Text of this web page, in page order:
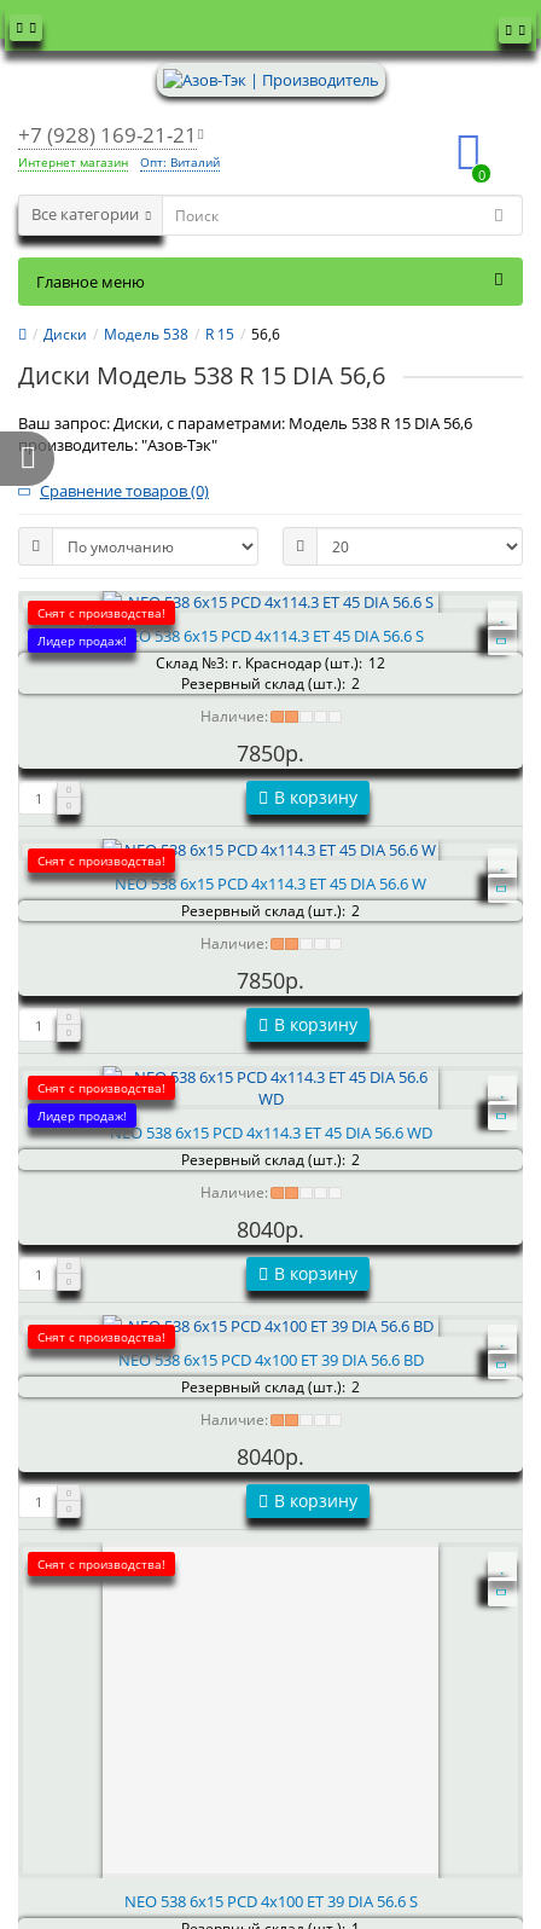
+7 (928) 169-21-21
Интернет магазин Опт: Виталий
0
Все категории
Главное меню
Диски Модель 538 R 15 56,6
Диски Модель 538 R 15 DIA 56,6
Ваш запрос: Диски, с параметрами: Модель 538 R 15 DIA 56,6
производитель: "Азов-Тэк"
Сравнение товаров (0)
Снят с производства!
Лидер продаж!NEO 538 6x15 PCD 4x114.3 ET 45 DIA 56.6 S
Склад №3: г. Краснодар (шт.): 12
Резервный склад (шт.): 2
Наличие:
7850р.
В корзину
Снят с производства!
NEO 538 6x15 PCD 4x114.3 ET 45 DIA 56.6 W
Резервный склад (шт.): 2
Наличие:
7850р.
В корзину
Снят с производства!
Лидер продаж!
NEO 538 6x15 PCD 4x114.3 ET 45 DIA 56.6 WD
Резервный склад (шт.): 2
Наличие:
8040р.
В корзину
Снят с производства!
NEO 538 6x15 PCD 4x100 ET 39 DIA 56.6 BD
Резервный склад (шт.): 2
Наличие:
8040р.
В корзину
Снят с производства!
NEO 538 6x15 PCD 4x100 ET 39 DIA 56.6 S